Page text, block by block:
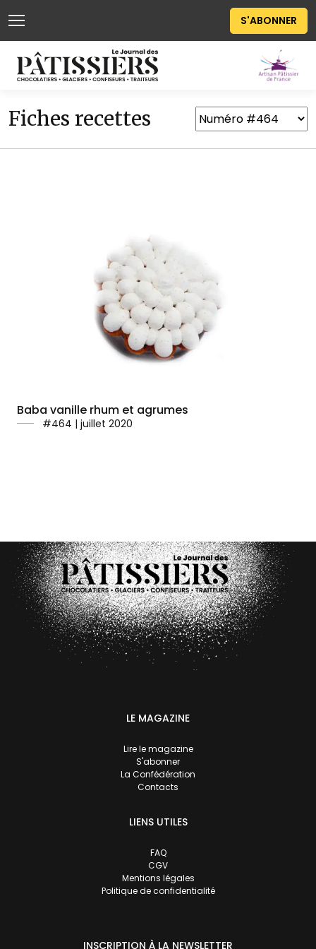
S'ABONNER
Fiches recettes
Baba vanille rhum et agrumes
#464 | juillet 2020
LE MAGAZINE
Lire le magazine
S'abonner
La Confédération
Contacts
LIENS UTILES
FAQ
CGV
Mentions légales
Politique de confidentialité
INSCRIPTION À LA NEWSLETTER